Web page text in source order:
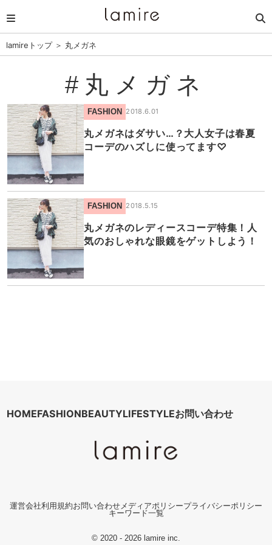
lamireトップ＞ 丸メガネ
#丸メガネ
FASHION 2018.6.01
丸メガネはダサい…？大人女子は春夏
コーデのハズしに使ってます♡
FASHION 2018.5.15
丸メガネのレディースコーデ特集！人
気のおしゃれな眼鏡をゲットしよう！
HOMEFASHIONBEAUTYLIFESTYLEお問い合わせ
運営会社利用規約お問い合わせメディアポリシープライバシーポリシー
キーワード一覧
© 2020 - 2026 lamire inc.